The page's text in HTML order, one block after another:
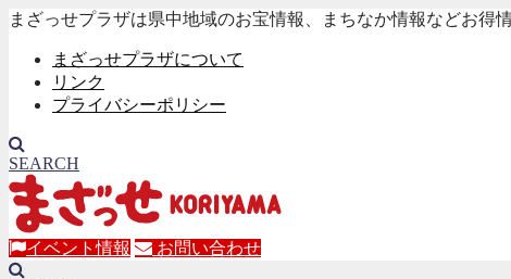
まざっせプラザは県中地域のお宝情報、まちなか情報などお得
まざっせプラザについて
リンク
プライバシーポリシー
SEARCH
イベント情報 お問い合わせ